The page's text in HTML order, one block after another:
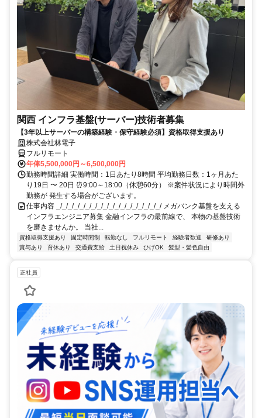
関西 インフラ基盤(サーバー)技術者募集
【3年以上サーバーの構築経験・保守経験必須】資格取得支援あり
株式会社林電子
フルリモート
年俸5,500,000円～6,500,000円
勤務時間詳細 実働時間：1日あたり8時間 平均勤務日数：1ヶ月あた
り19日 〜 20日 ⏰9:00～18:00（休憩60分） ※案件状況により時間外
勤務が 発生する場合がございます。
仕事内容 _/_/_/_/_/_/_/_/_/_/_/_/_/_/_/_/_/_/ メガバンク基盤を支える
インフラエンジニア募集 金融インフラの最前線で、 本物の基盤技術
を磨きませんか。 当社...
資格取得支援あり 固定時間制 転勤なし フルリモート 経験者歓迎
研修あり
賞与あり
育休あり 交通費支給 土日祝休み ひげOK 髪型・髪色自由
正社員